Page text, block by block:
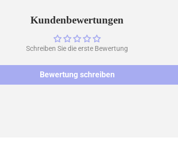
Kundenbewertungen
Schreiben Sie die erste Bewertung
Bewertung schreiben